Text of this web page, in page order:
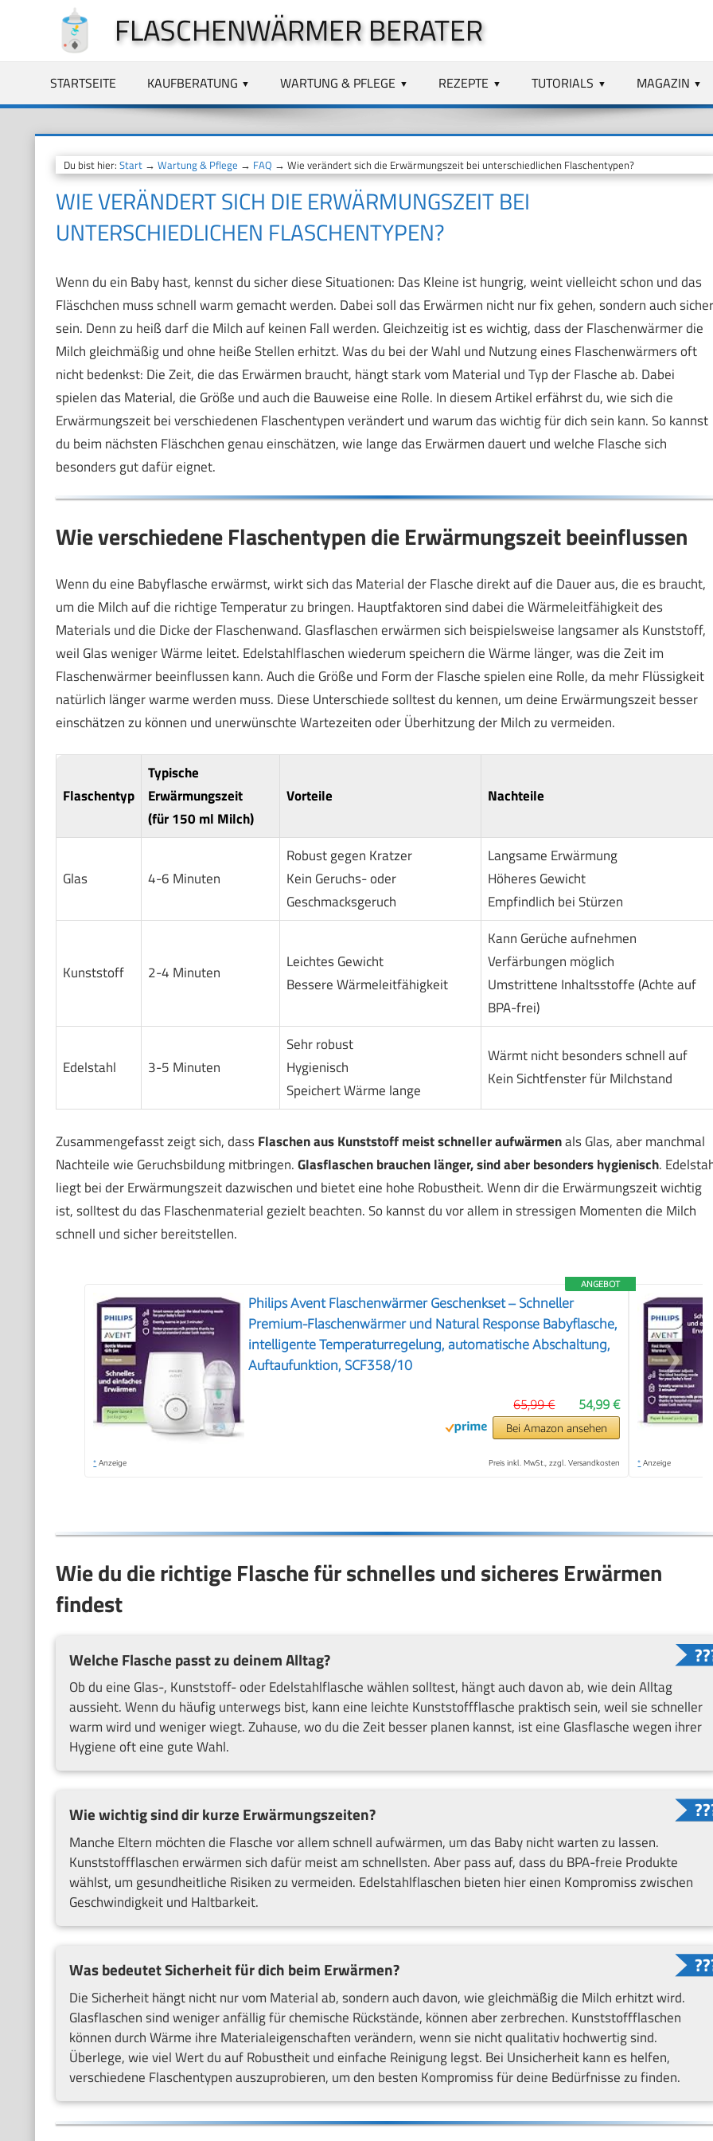
springen
FLASCHENWÄRMER BERATER
STARTSEITE KAUFBERATUNG WARTUNG & PFLEGE REZEPTE TUTORIALS MAGAZIN
Du bist hier: Start→ Wartung & Pflege → FAQ → Wie verändert sich die Erwärmungszeit bei unterschiedlichen Flaschentypen?
WIE VERÄNDERT SICH DIE ERWÄRMUNGSZEIT BEI
UNTERSCHIEDLICHEN FLASCHENTYPEN?
Wenn du ein Baby hast, kennst du sicher diese Situationen: Das Kleine ist hungrig, weint vielleicht schon und das
Fläschchen muss schnell warm gemacht werden. Dabei soll das Erwärmen nicht nur fix gehen, sondern auch sicher
sein. Denn zu heiß darf die Milch auf keinen Fall werden. Gleichzeitig ist es wichtig, dass der Flaschenwärmer die
Milch gleichmäßig und ohne heiße Stellen erhitzt. Was du bei der Wahl und Nutzung eines Flaschenwärmers oft
nicht bedenkst: Die Zeit, die das Erwärmen braucht, hängt stark vom Material und Typ der Flasche ab. Dabei
spielen das Material, die Größe und auch die Bauweise eine Rolle. In diesem Artikel erfährst du, wie sich die
Erwärmungszeit bei verschiedenen Flaschentypen verändert und warum das wichtig für dich sein kann. So kannst
du beim nächsten Fläschchen genau einschätzen, wie lange das Erwärmen dauert und welche Flasche sich
besonders gut dafür eignet.
Wie verschiedene Flaschentypen die Erwärmungszeit beeinflussen
Wenn du eine Babyflasche erwärmst, wirkt sich das Material der Flasche direkt auf die Dauer aus, die es braucht,
um die Milch auf die richtige Temperatur zu bringen. Hauptfaktoren sind dabei die Wärmeleitfähigkeit des
Materials und die Dicke der Flaschenwand. Glasflaschen erwärmen sich beispielsweise langsamer als Kunststoff,
weil Glas weniger Wärme leitet. Edelstahlflaschen wiederum speichern die Wärme länger, was die Zeit im
Flaschenwärmer beeinflussen kann. Auch die Größe und Form der Flasche spielen eine Rolle, da mehr Flüssigkeit
natürlich länger warme werden muss. Diese Unterschiede solltest du kennen, um deine Erwärmungszeit besser
einschätzen zu können und unerwünschte Wartezeiten oder Überhitzung der Milch zu vermeiden.
Flaschentyp
Typische
Erwärmungszeit
(für 150 ml Milch)
Vorteile Nachteile
Glas 4-6 Minuten
Robust gegen Kratzer
Kein Geruchs- oder
Geschmacksgeruch
Langsame Erwärmung
Höheres Gewicht
Empfindlich bei Stürzen
Kunststoff 2-4 Minuten
Leichtes Gewicht
Bessere Wärmeleitfähigkeit
Kann Gerüche aufnehmen
Verfärbungen möglich
Umstrittene Inhaltsstoffe (Achte auf
BPA-frei)
Edelstahl 3-5 Minuten
Sehr robust
Hygienisch
Speichert Wärme lange
Wärmt nicht besonders schnell auf
Kein Sichtfenster für Milchstand
Zusammengefasst zeigt sich, dassFlaschen aus Kunststoff meist schneller aufwärmenals Glas, aber manchmal
Nachteile wie Geruchsbildung mitbringen.Glasflaschen brauchen länger, sind aber besonders hygienisch.
liegt bei der Erwärmungszeit dazwischen und bietet eine hohe Robustheit. Wenn dir die Erwärmungszeit wichtig
ist, solltest du das Flaschenmaterial gezielt beachten. So kannst du vor allem in stressigen Momenten die Milch
schnell und sicher bereitstellen.
ANGEBOT
Philips Avent Flaschenwärmer Geschenkset – Schneller
Premium-Flaschenwärmer und Natural Response Babyflasche,
intelligente Temperaturregelung, automatische Abschaltung,
Auftaufunktion, SCF358/10
54,99 €
65,99 €
Bei Amazon ansehen
* Anzeige Preis inkl. MwSt., zzgl. Versandkosten * Anzeige
❯
Wie du die richtige Flasche für schnelles und sicheres Erwärmen
findest
Welche Flasche passt zu deinem Alltag?
Ob du eine Glas-, Kunststoff- oder Edelstahlflasche wählen solltest, hängt auch davon ab, wie dein Alltag
aussieht. Wenn du häufig unterwegs bist, kann eine leichte Kunststoffflasche praktisch sein, weil sie schneller
warm wird und weniger wiegt. Zuhause, wo du die Zeit besser planen kannst, ist eine Glasflasche wegen ihrer
Hygiene oft eine gute Wahl.
Wie wichtig sind dir kurze Erwärmungszeiten?
Manche Eltern möchten die Flasche vor allem schnell aufwärmen, um das Baby nicht warten zu lassen.
Kunststoffflaschen erwärmen sich dafür meist am schnellsten. Aber pass auf, dass du BPA-freie Produkte
wählst, um gesundheitliche Risiken zu vermeiden. Edelstahlflaschen bieten hier einen Kompromiss zwischen
Geschwindigkeit und Haltbarkeit.
Was bedeutet Sicherheit für dich beim Erwärmen?
Die Sicherheit hängt nicht nur vom Material ab, sondern auch davon, wie gleichmäßig die Milch erhitzt wird.
Glasflaschen sind weniger anfällig für chemische Rückstände, können aber zerbrechen. Kunststoffflaschen
können durch Wärme ihre Materialeigenschaften verändern, wenn sie nicht qualitativ hochwertig sind.
Überlege, wie viel Wert du auf Robustheit und einfache Reinigung legst. Bei Unsicherheit kann es helfen,
verschiedene Flaschentypen auszuprobieren, um den besten Kompromiss für deine Bedürfnisse zu finden.